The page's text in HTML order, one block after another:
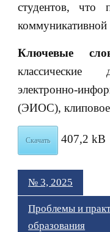
студентов, что
Ключевые
классические
электронно-
(ЭИОС),
Скачать 407,2 kB
№ 3, 2025
Проблемы и
образования